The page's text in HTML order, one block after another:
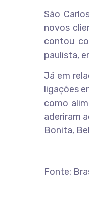
São
novos
contou
paulista,
Já em
ligações
como
aderiram
Bonita,
Fonte: